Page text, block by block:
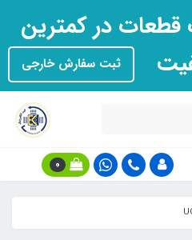
قطعات در کمترین
ثبت سفارش خارجی
0